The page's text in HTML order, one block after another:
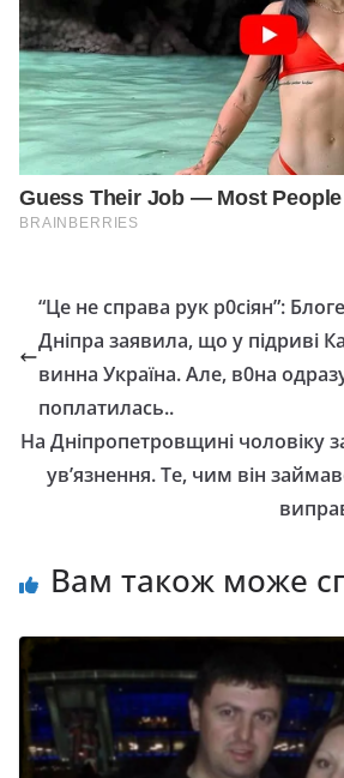
“Це не справа рук р0сіян”:
Дніпра заявила, що у підриві
винна Україна. Але, в0на
поплатилась..
На Дніпропетровщині чоловіку
ув’язнення. Те, чим він
Вам також може